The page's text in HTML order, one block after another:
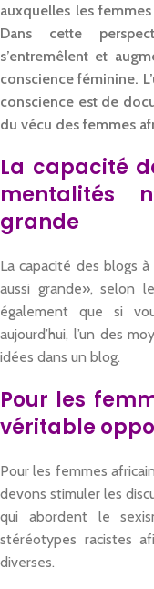
auxquelles les
Dans cette
s’entremêlent et
conscience féminine.
conscience est de
du vécu des femmes
La capacité
mentalités
grande
La capacité des blogs
aussi grande», selon
également que si
aujourd’hui, l’un des
idées dans un blog.
Pour les
véritable
Pour les femmes
devons stimuler les
qui abordent le
stéréotypes racistes
diverses.